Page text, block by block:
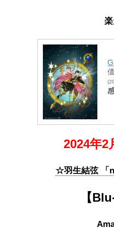
2024年2
☆羽生結弦 「
【